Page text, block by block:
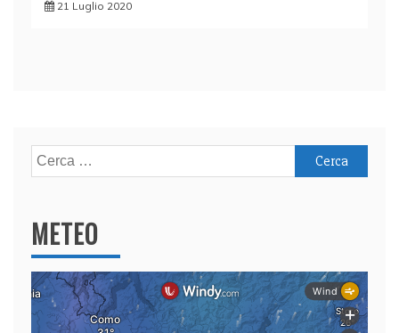
21 Luglio 2020
Ricerca
per:
METEO